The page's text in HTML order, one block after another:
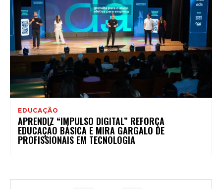
EDUCAÇÃO
APRENDIZ “IMPULSO DIGITAL” REFORÇA
EDUCAÇÃO BÁSICA E MIRA GARGALO DE
PROFISSIONAIS EM TECNOLOGIA